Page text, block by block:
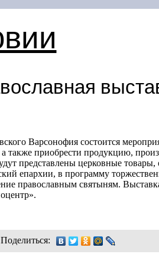
Варсонофия состоится
также приобрести продукцию,
представлены церковные товары,
епархии, в программу
православным святыням.
Поделиться: